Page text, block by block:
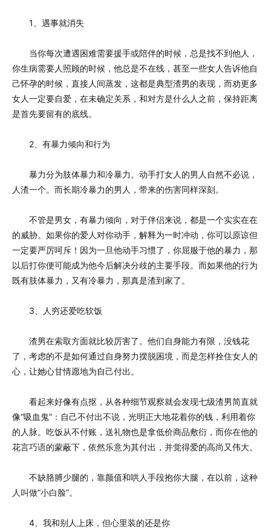
1、遇事就消失
当你每次遭遇困难需要援手或陪伴的时候，总是找不到他人，
你生病需要人照顾的时候，他总是不在线，甚至一些女人告诉他自
己怀孕的时候，直接人间蒸发，这都是典型渣男的表现，而劝更多
女人一定要自爱，在未确定关系，和对方是什么人之前，保持距离
是首先要留有的底线。
2、有暴力倾向和行为
暴力分为肢体暴力和冷暴力。动手打女人的男人自然不必说，
人渣一个。而长期冷暴力的男人，带来的伤害同样深刻。
不管是男女，有暴力倾向，对于伴侣来说，都是一个实实在在
的威胁。如果你的爱人对你动手，解释为一时冲动，你可以原谅但
一定要严厉呵斥！因为一旦他动手习惯了，你屈服于他的暴力，那
以后打你便可能成为他今后解决分歧的主要手段。而如果他的行为
既有肢体暴力，又有冷暴力，那真是渣到家了。
3、人穷还爱吃软饭
渣男在索取方面就比较厉害了。他们自身能力有限，没钱花
了，考虑的不是如何通过自身努力摆脱困境，而是怎样拴住女人的
心，让她心甘情愿地为自己付出。
看起来好像有点抠，从各种细节观察就会发现七级渣男简直就
像“吸血鬼”：自己不付出不说，光明正大地花着你的钱，利用着你
的人脉。吃饭从不付账，送礼物也是拿低价商品敷衍，而你在他的
花言巧语的蒙蔽下，依然乐意为其付出，并觉得爱的高尚又伟大。
不缺胳膊少腿的，靠颜值和哄人手段抱你大腿，在以前，这种
人叫做“小白脸”。
4、我和别人上床，但心里装的还是你